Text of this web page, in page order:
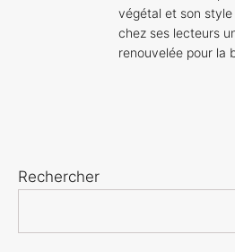
végétal et son
chez ses lecteurs
renouvelée pour la
Rechercher